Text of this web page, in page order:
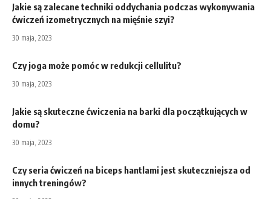
Jakie są zalecane techniki oddychania podczas wykonywania
ćwiczeń izometrycznych na mięśnie szyi?
30 maja, 2023
Czy joga może pomóc w redukcji cellulitu?
30 maja, 2023
Jakie są skuteczne ćwiczenia na barki dla początkujących w
domu?
30 maja, 2023
Czy seria ćwiczeń na biceps hantlami jest skuteczniejsza od
innych treningów?